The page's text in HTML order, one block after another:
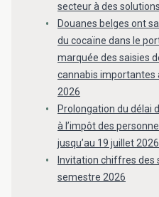
secteur à des
Douanes belges ont
du cocaïne dans le
marquée des saisies
cannabis importantes
2026
Prolongation du délai
à l’impôt des
jusqu’au 19 juillet 2026
Invitation chiffres des
semestre 2026